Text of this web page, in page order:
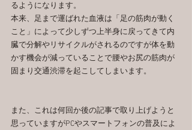
るようになります。
本来、足まで運ばれた血液は「足の筋肉が動く
こと」によって少しずつ上半身に戻ってきて内
臓で分解やリサイクルがされるのですが体を動
かす機会が減っていることで腰やお尻の筋肉が
固まり交通渋滞を起こしてしまいます。
また、これは何回か後の記事で取り上げようと
思っていますがPCやスマートフォンの普及によ